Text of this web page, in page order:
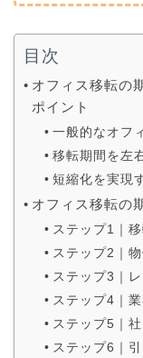
目次
オフィス移転の
ポイント
一般的なオフ
移転期間を左
短縮化を実現
オフィス移転の
ステップ1｜
ステップ2｜
ステップ3｜
ステップ4｜
ステップ5｜
ステップ6｜